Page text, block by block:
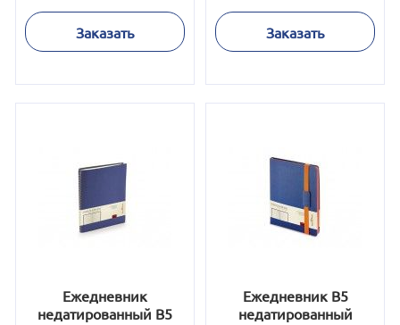
Заказать Заказать
Ежедневник
недатированный B5
Ежедневник В5
недатированный